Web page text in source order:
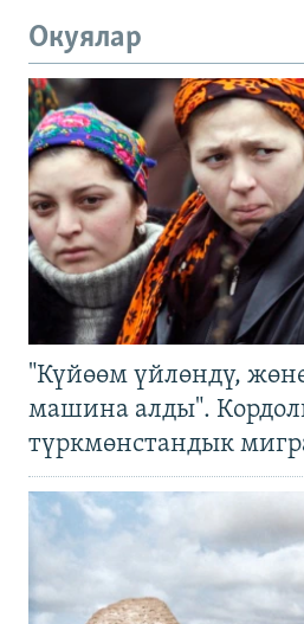
Окуялар
"Күйөөм үйлөндү,
машина алды".
түркмөнстандык